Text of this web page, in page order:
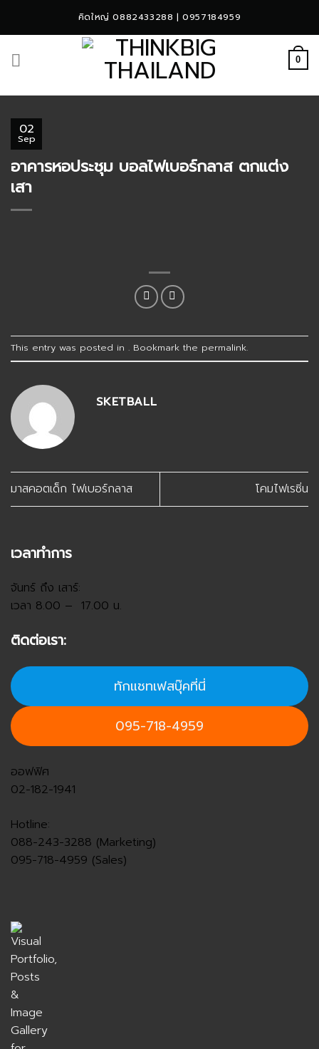
คิดใหญ่ 0882433288 | 0957184959
0
02
Sep
อาคารหอประชุม บอลไฟเบอร์กลาส ตกแต่ง
เสา
This entry was posted in . Bookmark the permalink.
SKETBALL
มาสคอตเด็ก ไฟเบอร์กลาส โคมไฟเรซิ่น
เวลาทำการ
จันทร์ ถึง เสาร์:
เวลา 8.00 – 17.00 น.
ติดต่อเรา:
ทักแชทเฟสบุ๊คที่นี่
095-718-4959
ออฟฟิศ
02-182-1941
Hotline:
088-243-3288 (Marketing)
095-718-4959 (Sales)